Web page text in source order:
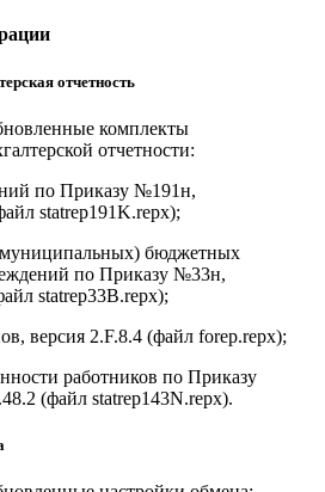
отчетность
комплекты
отчетности:
по Приказу №191н,
statrep191K.repx);
бюджетных
по Приказу №33н,
statrep33B.repx);
версия 2.F.8.4 (файл forep.repx);
работников по Приказу
(файл statrep143N.repx).